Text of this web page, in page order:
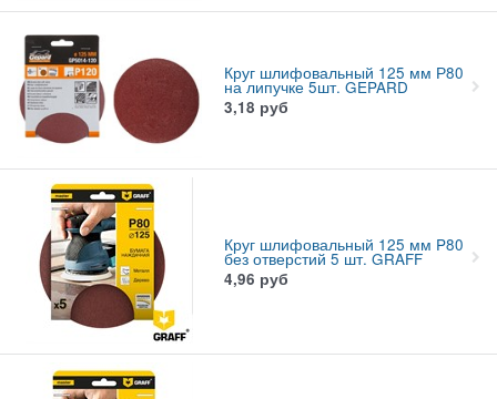
Круг шлифовальный 125 мм Р80
на липучке 5шт. GEPARD
3,18 руб
Круг шлифовальный 125 мм P80
без отверстий 5 шт. GRAFF
4,96 руб